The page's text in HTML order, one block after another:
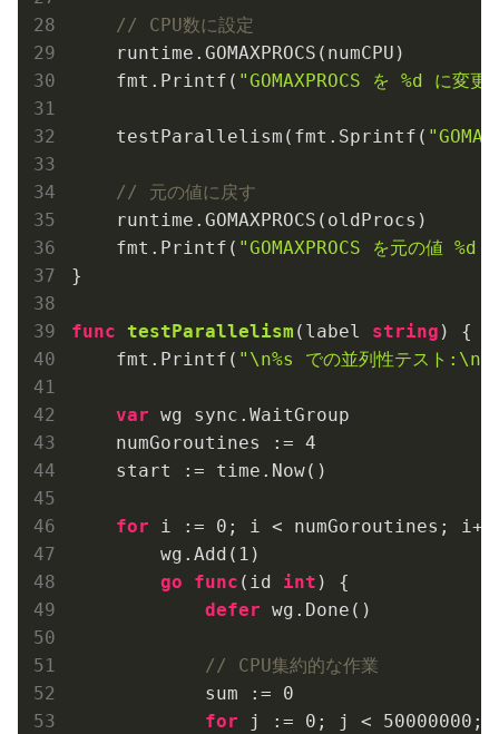
// CPU数に設定
    runtime.GOMAXPROCS(numCPU)
    fmt.Printf(
"GOMAXPROCS を %d に変
    testParallelism(fmt.Sprintf(
// 元の値に戻す
    runtime.GOMAXPROCS(oldProcs)
    fmt.Printf(
"GOMAXPROCS を元の値 %d
}
func testParallelism (label string )
{
    fmt.Printf(
"\n%s での並列性テスト:\n"
var wg sync.WaitGroup
    numGoroutines :=
4
    start := time.Now()
for i := 0 ; i < numGoroutines;
        wg.Add(
1 )
go
func (id int )
{
defer wg.Done()
// CPU集約的な作業
            sum :=
0
for j := 0 ; j < 50000000 ;